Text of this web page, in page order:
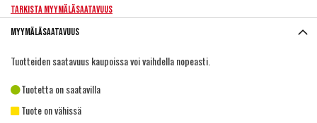
Tarkista myymäläsaatavuus
Myymäläsaatavuus
Tuotteiden saatavuus kaupoissa voi vaihdella nopeasti.
Tuotetta on saatavilla
Tuote on vähissä